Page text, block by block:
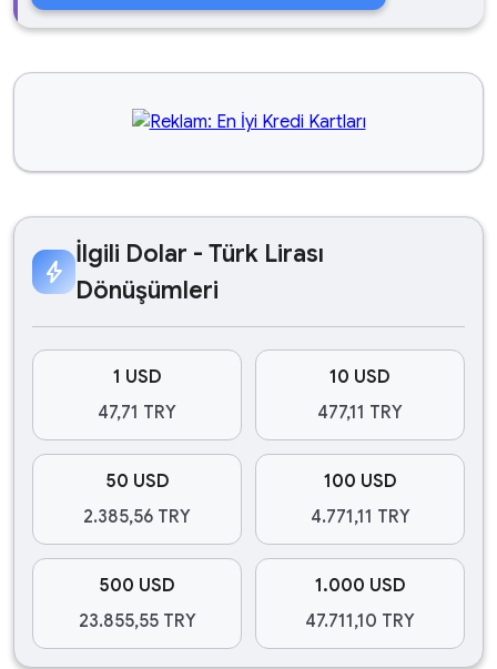
bolt
İlgili Dolar - Türk Lirası
Dönüşümleri
1 USD
47,71 TRY
10 USD
477,11 TRY
50 USD
2.385,56 TRY
100 USD
4.771,11 TRY
500 USD
23.855,55 TRY
1.000 USD
47.711,10 TRY